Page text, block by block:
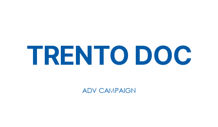
TRENTO DOC
ADV CAMPAIGN